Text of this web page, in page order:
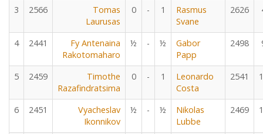
3 2566
Tomas
Laurusas
0 - 1
Rasmus
Svane
2626
4 2441
Fy Antenaina
Rakotomaharo
½ - ½
Gabor
Papp
2498
5 2459
Timothe
Razafindratsima
0 - 1
Leonardo
Costa
2541
6 2451
Vyacheslav
Ikonnikov
½ - ½
Nikolas
Lubbe
2469